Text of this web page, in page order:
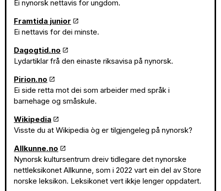
Ei nynorsk nettavis for ungdom.
Framtida junior
Ei nettavis for dei minste.
Dagogtid.no
Lydartiklar frå den einaste riksavisa på nynorsk.
Pirion.no
Ei side retta mot dei som arbeider med språk i
barnehage og småskule.
Wikipedia
Visste du at Wikipedia òg er tilgjengeleg på nynorsk?
Allkunne.no
Nynorsk kultursentrum dreiv tidlegare det nynorske
nettleksikonet Allkunne, som i 2022 vart ein del av Store
norske leksikon. Leksikonet vert ikkje lenger oppdatert.